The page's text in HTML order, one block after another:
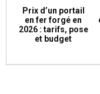
Prix d’un portail
en fer forgé en
2026 : tarifs, pose
et budget